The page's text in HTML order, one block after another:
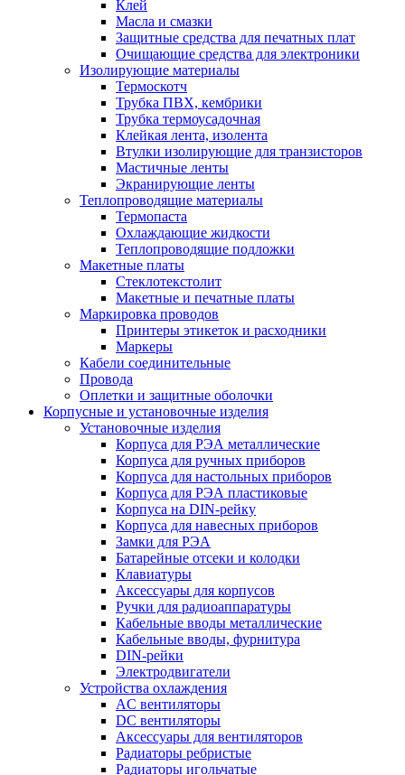
Клей
Масла и смазки
Защитные средства для печатных плат
Очищающие средства для электроники
Изолирующие материалы
Термоскотч
Трубка ПВХ, кембрики
Трубка термоусадочная
Клейкая лента, изолента
Втулки изолирующие для транзисторов
Мастичные ленты
Экранирующие ленты
Теплопроводящие материалы
Термопаста
Охлаждающие жидкости
Теплопроводящие подложки
Макетные платы
Стеклотекстолит
Макетные и печатные платы
Маркировка проводов
Принтеры этикеток и расходники
Маркеры
Кабели соединительные
Провода
Оплетки и защитные оболочки
Корпусные и установочные изделия
Установочные изделия
Корпуса для РЭА металлические
Корпуса для ручных приборов
Корпуса для настольных приборов
Корпуса для РЭА пластиковые
Корпуса на DIN-рейку
Корпуса для навесных приборов
Замки для РЭА
Батарейные отсеки и колодки
Клавиатуры
Аксессуары для корпусов
Ручки для радиоаппаратуры
Кабельные вводы металлические
Кабельные вводы, фурнитура
DIN-рейки
Электродвигатели
Устройства охлаждения
AC вентиляторы
DC вентиляторы
Аксессуары для вентиляторов
Радиаторы ребристые
Радиаторы игольчатые